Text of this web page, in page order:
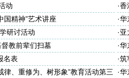
座
动 ·香
国精神”艺术讲座 ·华
研讨活动 ·亚
教前辈们扫墓 ·华
名表 ·筑
诈
律、重修为、树形象”教育活动第三
·华